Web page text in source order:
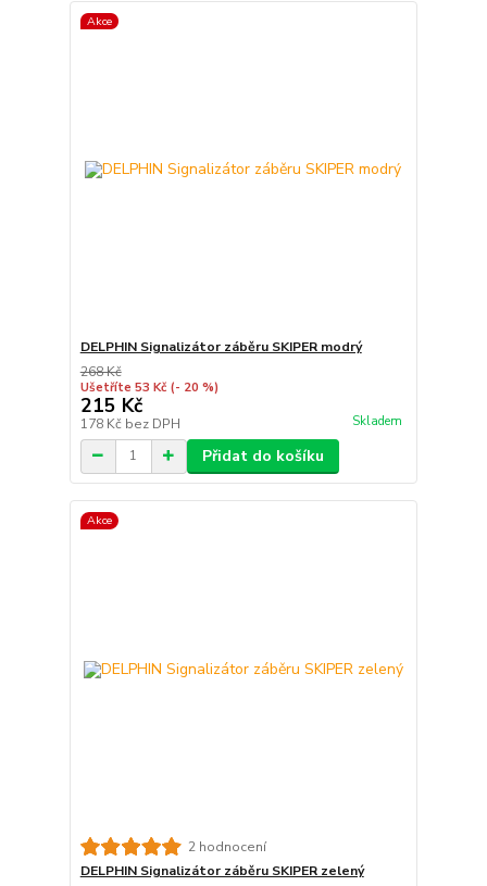
Akce
DELPHIN Signalizátor záběru SKIPER modrý
268 Kč
Ušetříte 53 Kč (- 20 %)
215 Kč
178 Kč bez DPH Skladem
Přidat do košíku
Akce
2 hodnocení
DELPHIN Signalizátor záběru SKIPER zelený